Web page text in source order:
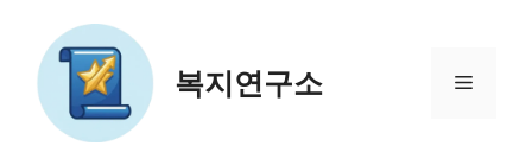
복지연구소 메